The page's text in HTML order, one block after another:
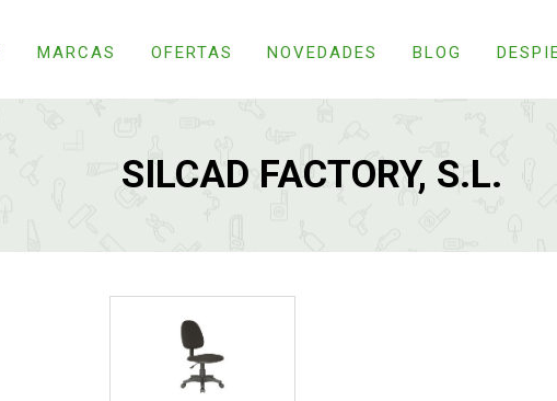
MARCAS OFERTAS NOVEDADES BLOG
SILCAD FACTORY, S.L.